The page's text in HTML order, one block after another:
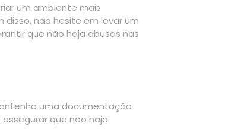
um ambiente mais
disso, não hesite em levar um
que não haja abusos nas
uma documentação
que não haja